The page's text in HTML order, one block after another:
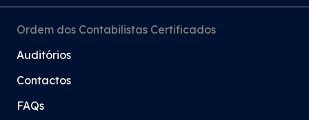
Ordem dos Contabilistas Certificados
Auditórios
Contactos
FAQs